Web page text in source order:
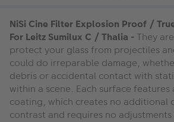
NiSi Cine Filter Explosion Proof /
For Leitz Sumilux C / Thalia - They
protect your glass from projectiles
could do irreparable damage,
debris or accidental contact with
within a scene. Each surface
coating, which creates no additional
contrast and requires no